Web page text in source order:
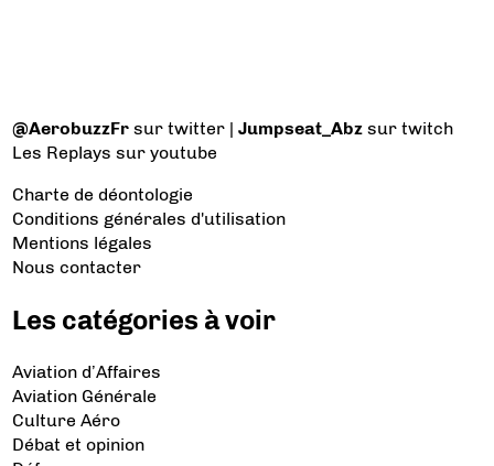
@AerobuzzFr sur twitter |Jumpseat_Abz sur twitch
Les Replays sur youtube
Charte de déontologie
Conditions générales d'utilisation
Mentions légales
Nous contacter
Les catégories à voir
Aviation d’Affaires
Aviation Générale
Culture Aéro
Débat et opinion